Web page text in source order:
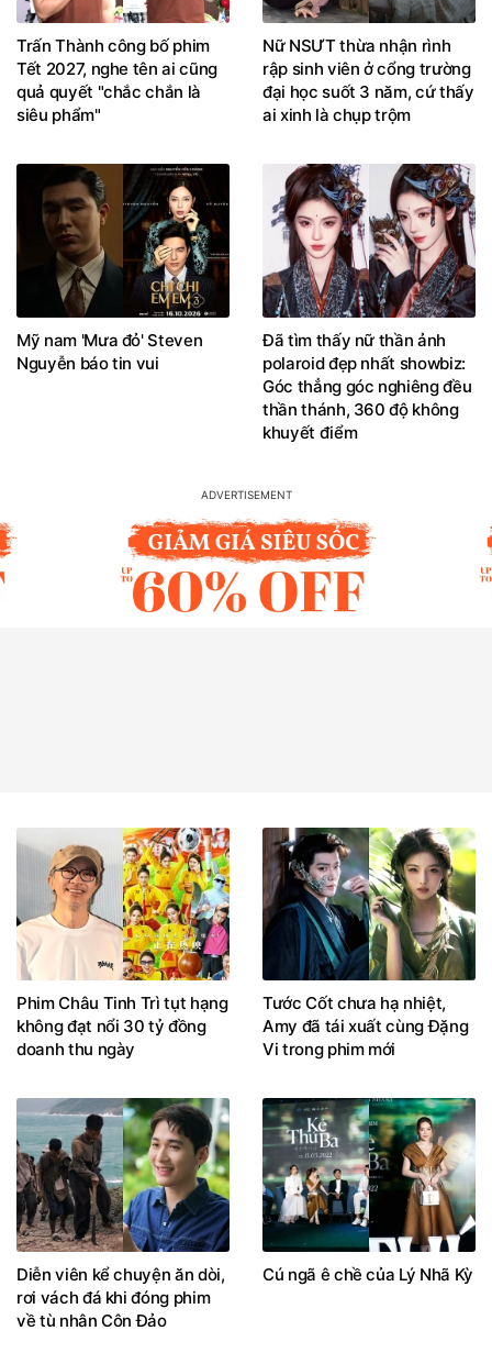
Trấn Thành công bố phim
Tết 2027, nghe tên ai cũng
quả quyết "chắc chắn là
siêu phẩm"
Nữ NSƯT thừa nhận rình
rập sinh viên ở cổng trường
đại học suốt 3 năm, cứ thấy
ai xinh là chụp trộm
Mỹ nam 'Mưa đỏ' Steven
Nguyễn báo tin vui
Đã tìm thấy nữ thần ảnh
polaroid đẹp nhất showbiz:
Góc thẳng góc nghiêng đều
thần thánh, 360 độ không
khuyết điểm
Phim Châu Tinh Trì tụt hạng
không đạt nổi 30 tỷ đồng
doanh thu ngày
Tước Cốt chưa hạ nhiệt,
Amy đã tái xuất cùng Đặng
Vi trong phim mới
Diễn viên kể chuyện ăn dòi,
rơi vách đá khi đóng phim
về tù nhân Côn Đảo
Cú ngã ê chề của Lý Nhã Kỳ